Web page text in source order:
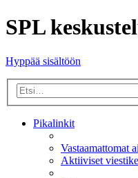
SPL
Hyppää sisältöön
Pikalinkit
Vastaamattomat
Aktiiviset